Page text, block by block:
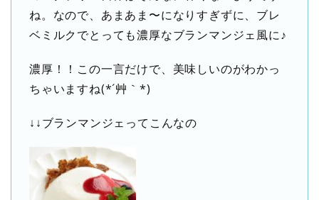
ね。なので、あまあま〜になりすぎずに、ブレ
ベミルクでとっても濃厚なブランマンジェ風に♪
濃厚！！この一言だけで、美味しいのがわかっ
ちゃいますね(*´艸｀*)
↓↓ブランマンジェってこんなの